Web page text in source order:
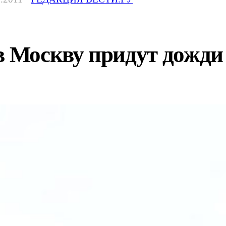
Москву придут дожди